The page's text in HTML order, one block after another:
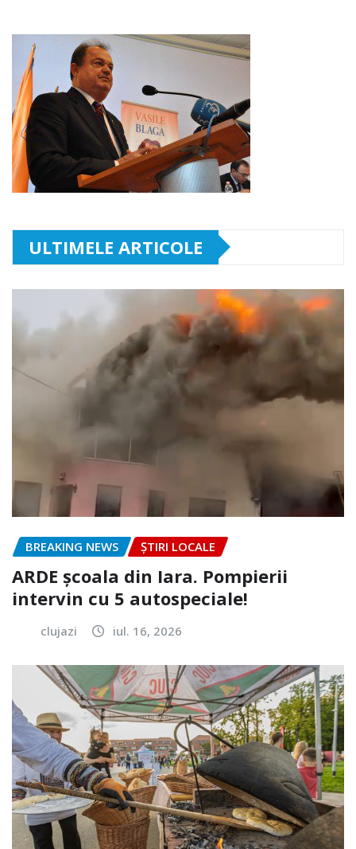
ULTIMELE ARTICOLE
BREAKING NEWS ȘTIRI LOCALE
ARDE școala din Iara. Pompierii
intervin cu 5 autospeciale!
clujazi iul. 16, 2026